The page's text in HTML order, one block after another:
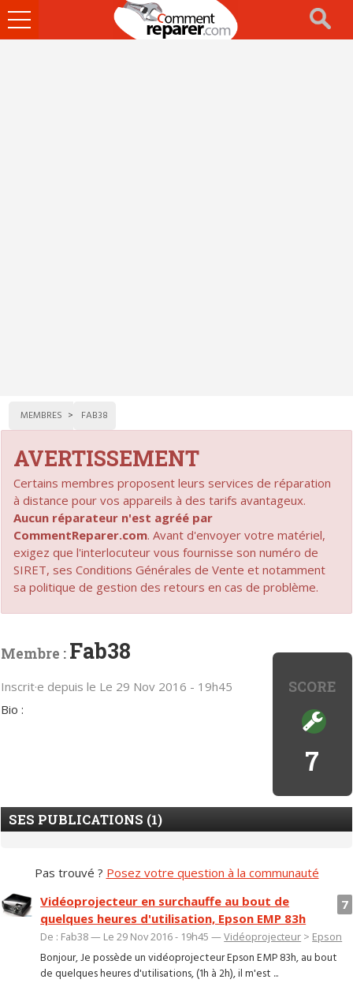
Ouvrir
le
MEMBRES FAB38
AVERTISSEMENT
Certains membres proposent leurs services de réparation
à distance pour vos appareils à des tarifs avantageux.
Aucun réparateur n'est agréé par
CommentReparer.com. Avant d'envoyer votre matériel,
exigez que l'interlocuteur vous fournisse son numéro de
SIRET, ses Conditions Générales de Vente et notamment
sa politique de gestion des retours en cas de problème.
SCORE
7
Membre : Fab38
Inscrit·e depuis le Le 29 Nov 2016 - 19h45
Bio :
SES PUBLICATIONS (1)
Pas trouvé ? Posez votre question à la communauté
7
Vidéoprojecteur en surchauffe au bout de
quelques heures d'utilisation, Epson EMP 83h
De : Fab38 — Le 29 Nov 2016 - 19h45 —Vidéoprojecteur > Epson
Bonjour, Je possède un vidéoprojecteur Epson EMP 83h, au bout
de quelques heures d'utilisations, (1h à 2h), il m'est ...